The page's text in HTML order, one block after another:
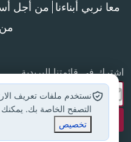
معا نربي أبناءنا من أجل
اشترك في قائمتنا البريدية
نستخدم ملفات تعريف
التصفح الخاصة بك.
تخصيص